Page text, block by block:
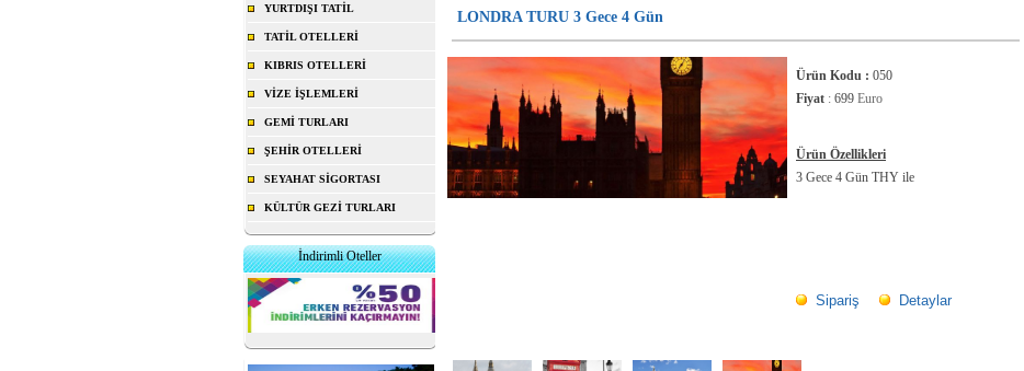
YURTDIŞI TATİL
TATİL OTELLERİ
KIBRIS OTELLERİ
VİZE İŞLEMLERİ
GEMİ TURLARI
ŞEHİR OTELLERİ
SEYAHAT SİGORTASI
KÜLTÜR GEZİ TURLARI
İndirimli Oteller
LONDRA TURU 3 Gece 4 Gün
Ürün Kodu : 050
Fiyat : 699 Euro
Ürün Özellikleri
3 Gece 4 Gün THY ile
Sipariş Detaylar